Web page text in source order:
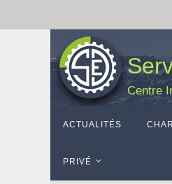
Centre
versACTUALITÉS
PRIVÉ